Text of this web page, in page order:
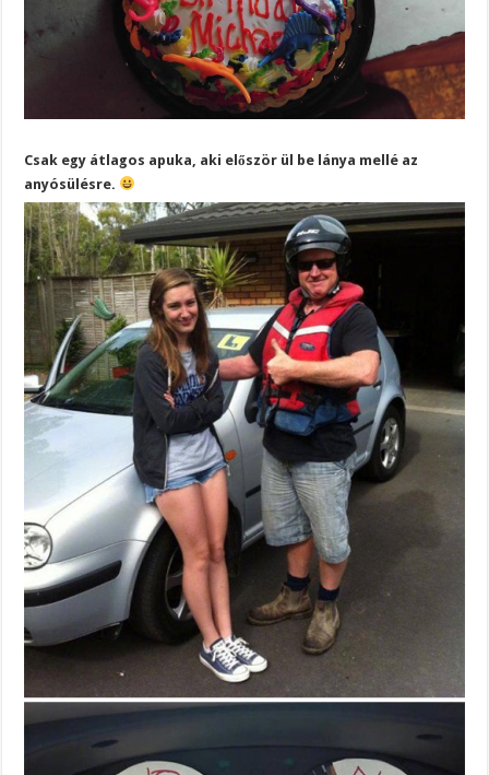
Csak egy átlagos apuka, aki először ül be lánya mellé az
anyósülésre.